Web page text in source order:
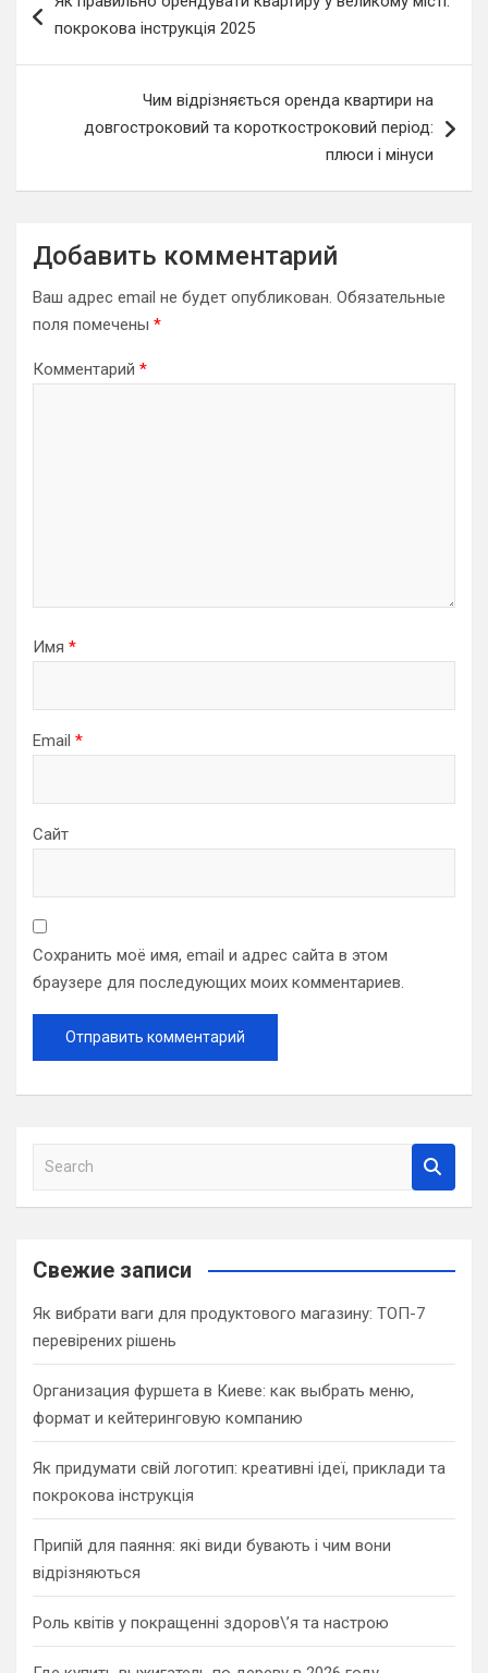
по
покрокова інструкція 2025
Чим відрізняється оренда квартири на
довгостроковий та короткостроковий період:
плюси і мінуси
Добавить комментарий
Ваш адрес email не будет опубликован. Обязательные
поля помечены *
Комментарий *
Имя *
Email *
Сайт
Сохранить моё имя, email и адрес сайта в этом
браузере для последующих моих комментариев.
a
c
Свежие записи
Як вибрати ваги для продуктового магазину: ТОП-7
перевірених рішень
Организация фуршета в Киеве: как выбрать меню,
формат и кейтеринговую компанию
Як придумати свій логотип: креативні ідеї, приклади та
покрокова інструкція
Припій для паяння: які види бувають і чим вони
відрізняються
Роль квітів у покращенні здоров\’я та настрою